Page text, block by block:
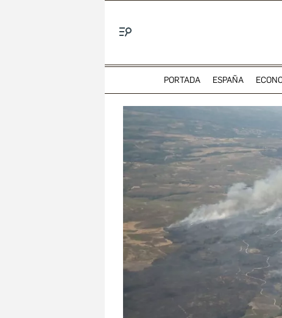
PORTADA ESPAÑA